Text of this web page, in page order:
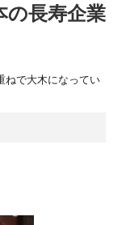
の長寿企業
ねで大木になってい